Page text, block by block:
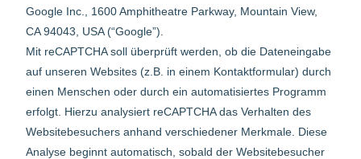
Google Inc., 1600 Amphitheatre Parkway, Mountain View,
CA 94043, USA (“Google”).
Mit reCAPTCHA soll überprüft werden, ob die Dateneingabe
auf unseren Websites (z.B. in einem Kontaktformular) durch
einen Menschen oder durch ein automatisiertes Programm
erfolgt. Hierzu analysiert reCAPTCHA das Verhalten des
Websitebesuchers anhand verschiedener Merkmale. Diese
Analyse beginnt automatisch, sobald der Websitebesucher